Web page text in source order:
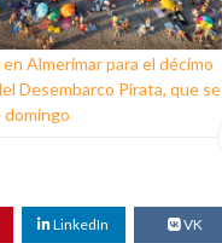
Almerimar para el décimo
Desembarco Pirata, que se
LinkedIn VK